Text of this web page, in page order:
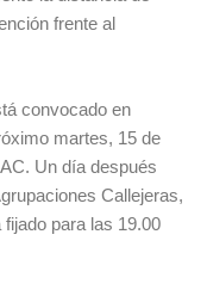
frente al
convocado en
martes, 15 de
Un día después
Callejeras,
para las 19.00